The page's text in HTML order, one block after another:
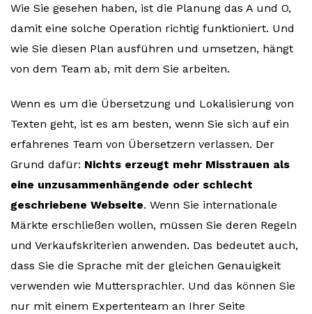
Wie Sie gesehen haben, ist die Planung das A und O,
damit eine solche Operation richtig funktioniert. Und
wie Sie diesen Plan ausführen und umsetzen, hängt
von dem Team ab, mit dem Sie arbeiten.
Wenn es um die Übersetzung und Lokalisierung von
Texten geht, ist es am besten, wenn Sie sich auf ein
erfahrenes Team von Übersetzern verlassen. Der
Grund dafür: Nichts erzeugt mehr Misstrauen als
eine unzusammenhängende oder schlecht
geschriebene Webseite. Wenn Sie internationale
Märkte erschließen wollen, müssen Sie deren Regeln
und Verkaufskriterien anwenden. Das bedeutet auch,
dass Sie die Sprache mit der gleichen Genauigkeit
verwenden wie Muttersprachler. Und das können Sie
nur mit einem Expertenteam an Ihrer Seite